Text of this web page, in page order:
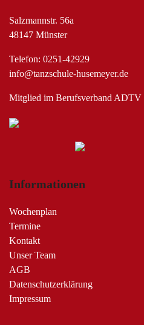
Salzmannstr. 56a
48147 Münster
Telefon: 0251-42929
info@tanzschule-husemeyer.de
Mitglied im Berufsverband ADTV
Informationen
Wochenplan
Termine
Kontakt
Unser Team
AGB
Datenschutzerklärung
Impressum